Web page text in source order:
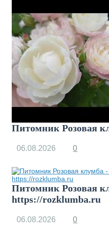
Питомник Розовая
06.08.2026 0
Питомник Розовая
https://rozklumba.ru
06.08.2026 0